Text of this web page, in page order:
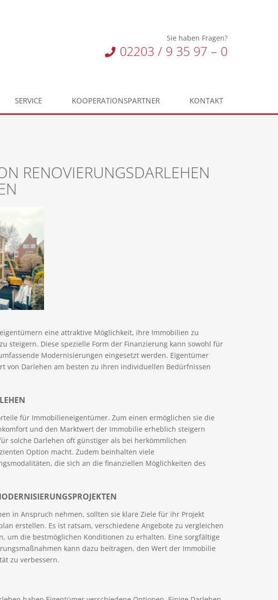
Sie haben Fragen?
02203 / 9 35 97 – 0
SERVICE KOOPERATIONSPARTNER KONTAKT
RENOVIERUNGSDARLEHEN
eine attraktive Möglichkeit, ihre Immobilien zu
steigern. Diese spezielle Form der Finanzierung kann sowohl für
Modernisierungen eingesetzt werden. Eigentümer
von Darlehen am besten zu ihren individuellen Bedürfnissen
für Immobilieneigentümer. Zum einen ermöglichen sie die
und den Marktwert der Immobilie erheblich steigern
solche Darlehen oft günstiger als bei herkömmlichen
Option macht. Zudem beinhalten viele
die sich an die finanziellen Möglichkeiten des
in Anspruch nehmen, sollten sie klare Ziele für ihr Projekt
erstellen. Es ist ratsam, verschiedene Angebote zu vergleichen
um die bestmöglichen Konditionen zu erhalten. Eine sorgfältige
kann dazu beitragen, den Wert der Immobilie
zu verbessern.